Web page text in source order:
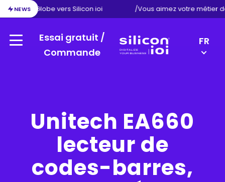
NEWS
d’Exact Globe vers Silicon ioi /Vous aimez votre métier
Menu
Essai gratuit /
Commande
FR
Unitech EA660
lecteur de
codes-barres,